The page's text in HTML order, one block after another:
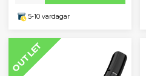
5-10 vardagar
OUTLET